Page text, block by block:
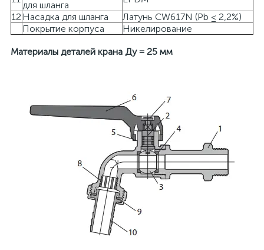
для шланга
12Насадка для шланга
Латунь CW617N (Pb ≤ 2,2%)
Покрытие корпуса
Никелирование
Материалы деталей крана Ду = 25 мм